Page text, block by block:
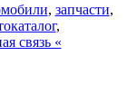
, запчасти,
,
связь «